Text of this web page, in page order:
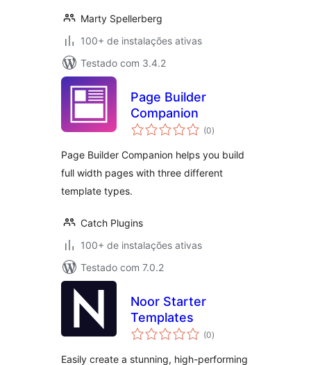
Marty Spellerberg
100+ de instalações ativas
Testado com 3.4.2
Page Builder
Companion
(0total
de
)
Page Builder Companion helps you build
full width pages with three different
template types.
Catch Plugins
100+ de instalações ativas
Testado com 7.0.2
Noor Starter
Templates
(0total
de
)
Easily create a stunning, high-performing